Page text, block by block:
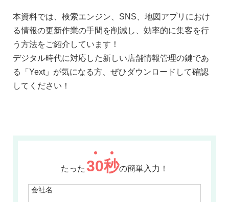
本資料では、検索エンジン、SNS、地図アプリにおけ
る情報の更新作業の手間を削減し、効率的に集客を行
う方法をご紹介しています！
デジタル時代に対応した新しい店舗情報管理の鍵であ
る「Yext」が気になる方、ぜひダウンロードして確認
してください！
たった 30秒の簡単入力！
会社名